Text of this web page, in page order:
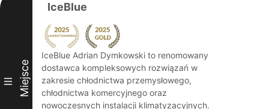
III Miejsce
IceBlue
IceBlue Adrian Dymkowski to renomowany
dostawca kompleksowych rozwiązań w
zakresie chłodnictwa przemysłowego,
chłodnictwa komercyjnego oraz
nowoczesnych instalacji klimatyzacyjnych.